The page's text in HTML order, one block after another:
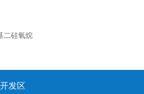
二硅氧烷
发区